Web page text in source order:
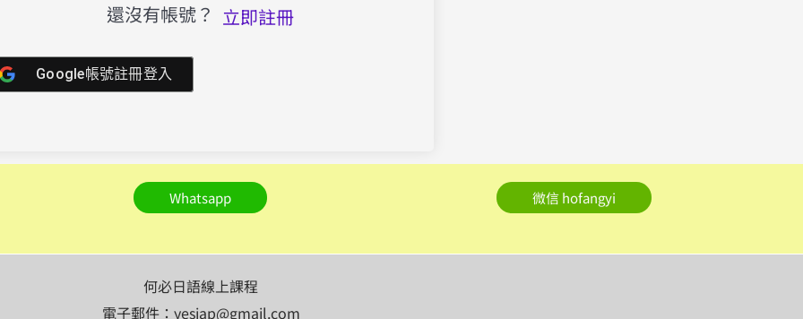
還沒有帳號？ 立即註冊
Google帳號註冊登入
Whatsapp 微信 hofangyi
何必日語線上課程
電子郵件：yesjap@gmail.com